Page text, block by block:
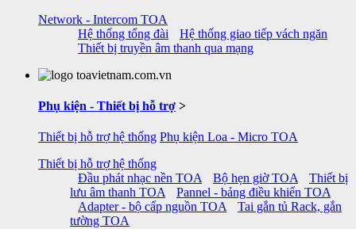
Network - Intercom TOA
Hệ thống tổng đài
Hệ thống giao tiếp vách ngăn
Thiết bị truyền âm thanh qua mạng
Phụ kiện - Thiết bị hỗ trợ >
Thiết bị hỗ trợ hệ thống Phụ kiện Loa - Micro TOA
Thiết bị hỗ trợ hệ thống
Đầu phát nhạc nền TOA
Bộ hẹn giờ TOA
Thiết bị
lưu âm thanh TOA
Pannel - bảng điều khiển TOA
Adapter - bộ cấp nguồn TOA
Tai gắn tủ Rack, gắn
tường TOA